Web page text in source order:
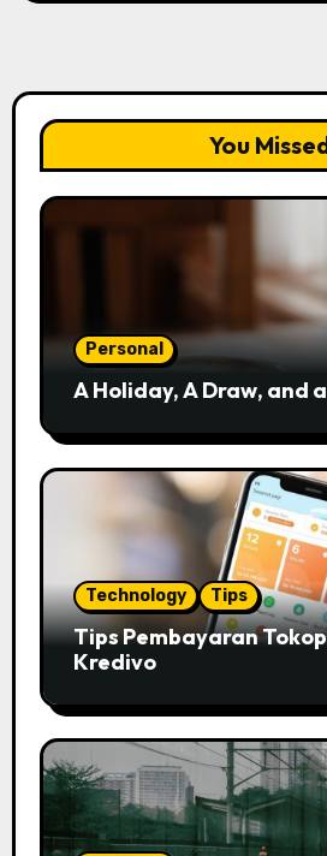
You
Personal
A Holiday, A Draw, and
Technology Tips
Tips Pembayaran
Kredivo